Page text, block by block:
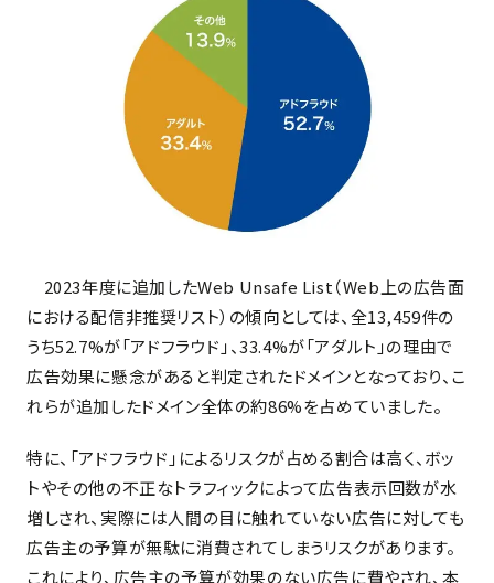
2023年度に追加したWeb Unsafe List（Web上の広告面
における配信非推奨リスト）の傾向としては、全13,459件の
うち52.7%が「アドフラウド」、33.4%が「アダルト」の理由で
広告効果に懸念があると判定されたドメインとなっており、こ
れらが追加したドメイン全体の約86%を占めていました。
特に、「アドフラウド」によるリスクが占める割合は高く、ボッ
トやその他の不正なトラフィックによって広告表示回数が水
増しされ、実際には人間の目に触れていない広告に対しても
広告主の予算が無駄に消費されてしまうリスクがあります。
これにより、広告主の予算が効果のない広告に費やされ、本